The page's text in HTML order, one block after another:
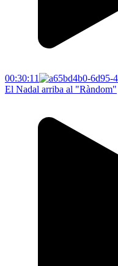
00:30:11
El Nadal arriba al "Ràndom"